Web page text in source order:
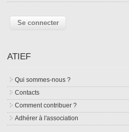
ATIEF
Qui sommes-nous ?
Contacts
Comment contribuer ?
Adhérer à l'association